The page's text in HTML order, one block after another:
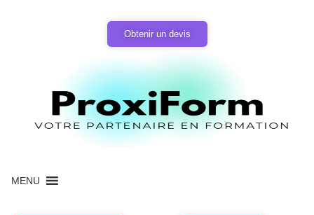
Obtenir un devis
MENU